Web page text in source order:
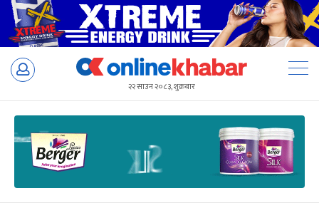
Skip
२२ साउन २०८३, शुक्रबार